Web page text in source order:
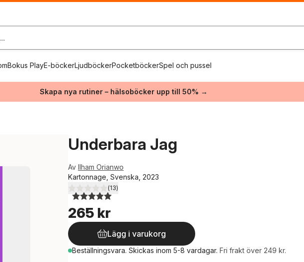
Bokus PlayE-böckerLjudböckerPocketböckerSpel och pussel
Skapa nya rutiner – hälsoböcker upp till 50% →
Underbara Jag
Av Ilham Orianwo
Kartonnage, Svenska, 2023
5,0utav 5 stjärnor. Totalt antal röster:
(13)
265 kr
Lägg i varukorg
Beställningsvara. Skickas inom 5-8 vardagar. Fri frakt över 249 kr.